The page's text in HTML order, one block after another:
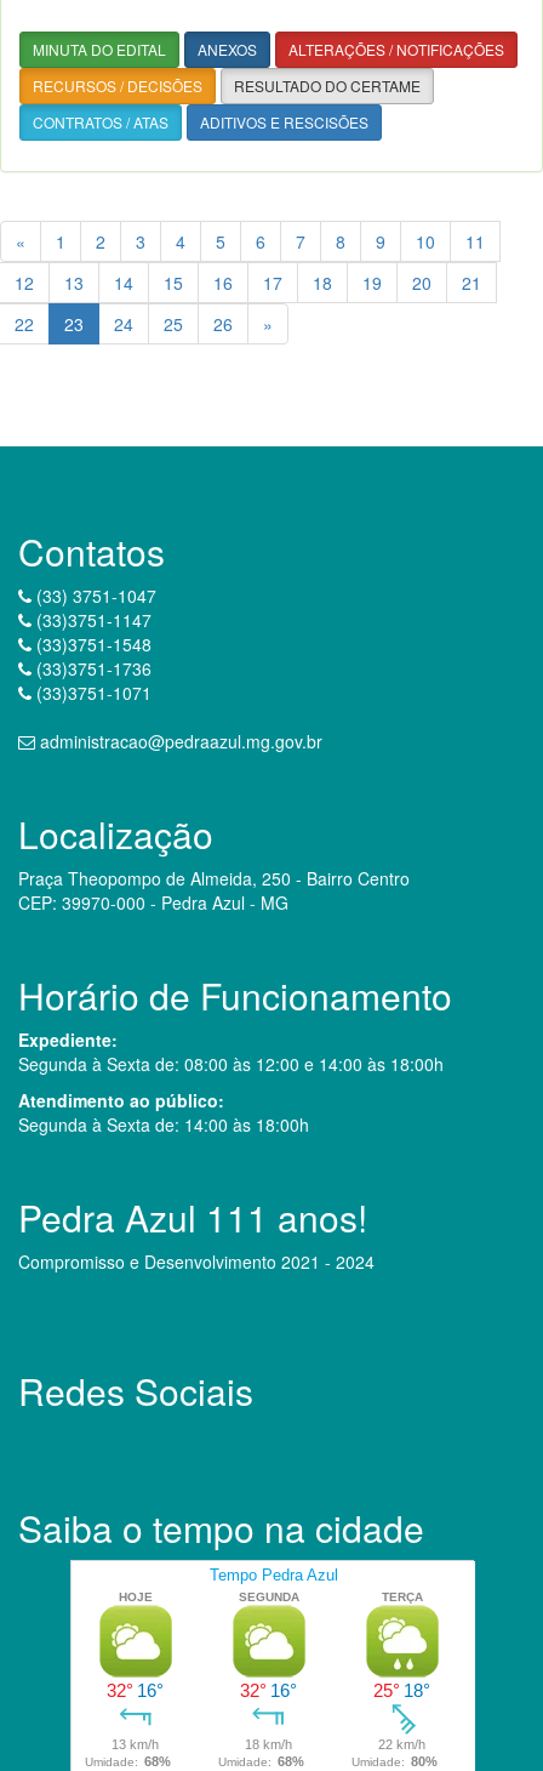
MINUTA DO EDITAL ANEXOS
ALTERAÇÕES / NOTIFICAÇÕES
RECURSOS / DECISÕES
RESULTADO DO CERTAME
CONTRATOS / ATAS
ADITIVOS E RESCISÕES
« 1 2 3 4 5 6 7 8 9 10
11
12
13 14 15 16 17 18 19 20
21
22
23 24 25 26 »
Contatos
(33) 3751-1047
(33)3751-1147
(33)3751-1548
(33)3751-1736
(33)3751-1071
administracao@pedraazul.mg.gov.br
Localização
Praça Theopompo de Almeida, 250 - Bairro Centro
CEP: 39970-000 - Pedra Azul - MG
Horário de Funcionamento
Expediente:
Segunda à Sexta de: 08:00 às 12:00 e 14:00 às 18:00h
Atendimento ao público:
Segunda à Sexta de: 14:00 às 18:00h
Pedra Azul 111 anos!
Compromisso e Desenvolvimento 2021 - 2024
Redes Sociais
Saiba o tempo na cidade